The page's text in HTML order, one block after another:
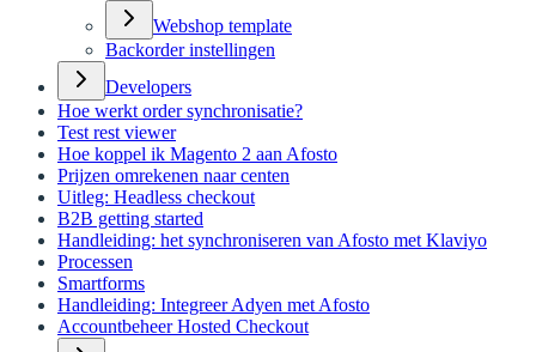
Webshop template
Backorder instellingen
Developers
Hoe werkt order synchronisatie?
Test rest viewer
Hoe koppel ik Magento 2 aan Afosto
Prijzen omrekenen naar centen
Uitleg: Headless checkout
B2B getting started
Handleiding: het synchroniseren van Afosto met Klaviyo
Processen
Smartforms
Handleiding: Integreer Adyen met Afosto
Accountbeheer Hosted Checkout